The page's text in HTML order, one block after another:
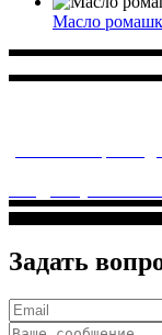
Масло
Задать